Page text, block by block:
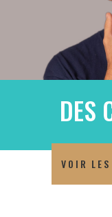
DES
VOIR